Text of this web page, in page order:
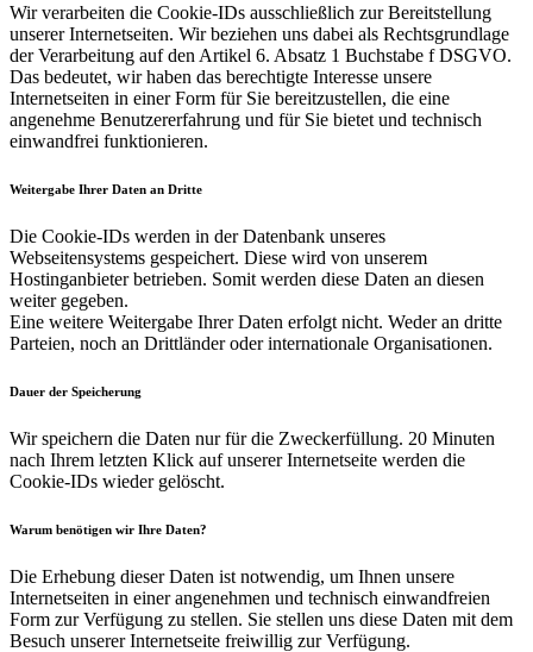
Wir verarbeiten die Cookie-IDs ausschließlich zur Bereitstellung
unserer Internetseiten. Wir beziehen uns dabei als Rechtsgrundlage
der Verarbeitung auf den Artikel 6. Absatz 1 Buchstabe f DSGVO.
Das bedeutet, wir haben das berechtigte Interesse unsere
Internetseiten in einer Form für Sie bereitzustellen, die eine
angenehme Benutzererfahrung und für Sie bietet und technisch
einwandfrei funktionieren.
Weitergabe Ihrer Daten an Dritte
Die Cookie-IDs werden in der Datenbank unseres
Webseitensystems gespeichert. Diese wird von unserem
Hostinganbieter betrieben. Somit werden diese Daten an diesen
weiter gegeben.
Eine weitere Weitergabe Ihrer Daten erfolgt nicht. Weder an dritte
Parteien, noch an Drittländer oder internationale Organisationen.
Dauer der Speicherung
Wir speichern die Daten nur für die Zweckerfüllung. 20 Minuten
nach Ihrem letzten Klick auf unserer Internetseite werden die
Cookie-IDs wieder gelöscht.
Warum benötigen wir Ihre Daten?
Die Erhebung dieser Daten ist notwendig, um Ihnen unsere
Internetseiten in einer angenehmen und technisch einwandfreien
Form zur Verfügung zu stellen. Sie stellen uns diese Daten mit dem
Besuch unserer Internetseite freiwillig zur Verfügung.